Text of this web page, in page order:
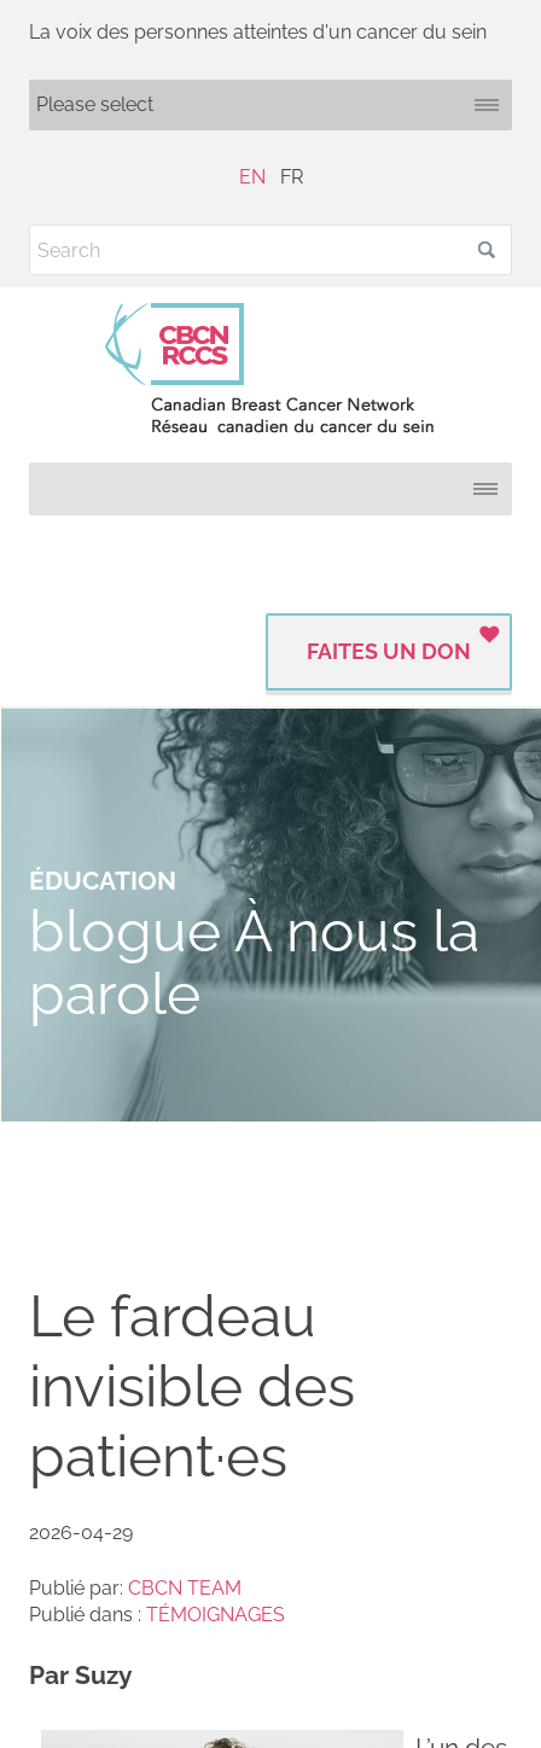
La voix des personnes atteintes d'un cancer du sein
EN FR
FAITES UN DON
ÉDUCATION
blogue À nous la
parole
Le fardeau
invisible des
patient·es
2026-04-29
Publié par: CBCN TEAM
Publié dans : TÉMOIGNAGES
Par Suzy